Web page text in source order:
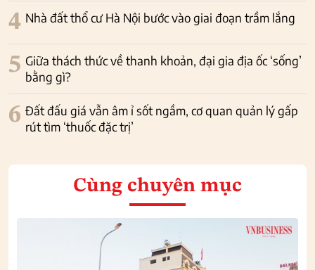
4 Nhà đất thổ cư Hà Nội bước vào giai đoạn trầm lắng
5 Giữa thách thức về thanh khoản, đại gia địa ốc ‘sống’
bằng gì?
6 Đất đấu giá vẫn âm ỉ sốt ngầm, cơ quan quản lý gấp
rút tìm ‘thuốc đặc trị’
Cùng chuyên mục